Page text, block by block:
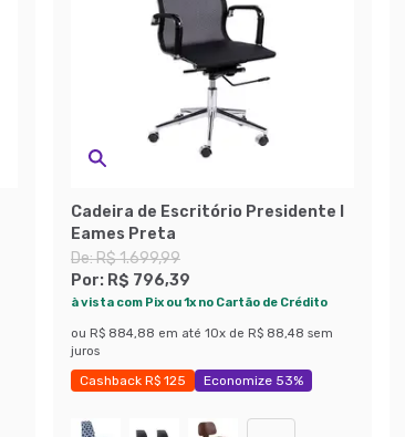
Cadeira de Escritório Presidente I
Eames Preta
De:R$ 1.699,99
Por: R$ 796,39
à vista com Pix ou 1x no Cartão de Crédito
ou R$ 884,88 em até 10x de R$ 88,48 sem
juros
Cashback R$ 125 Economize 53%